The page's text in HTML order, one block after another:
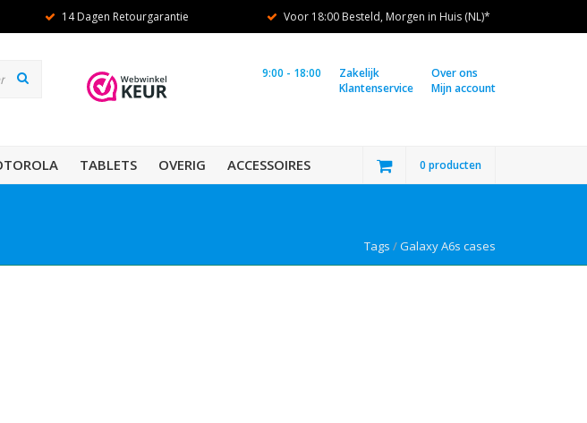
14 Dagen Retourgarantie Voor 18:00 Besteld, Morgen in Huis (NL)*
Over ons
Mijn account
Zakelijk
Klantenservice
9:00 - 18:00
TABLETS OVERIG ACCESSOIRES 0 producten
Tags /Galaxy A6s cases